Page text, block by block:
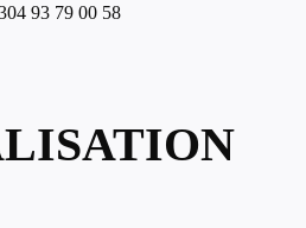
93 79 00 58